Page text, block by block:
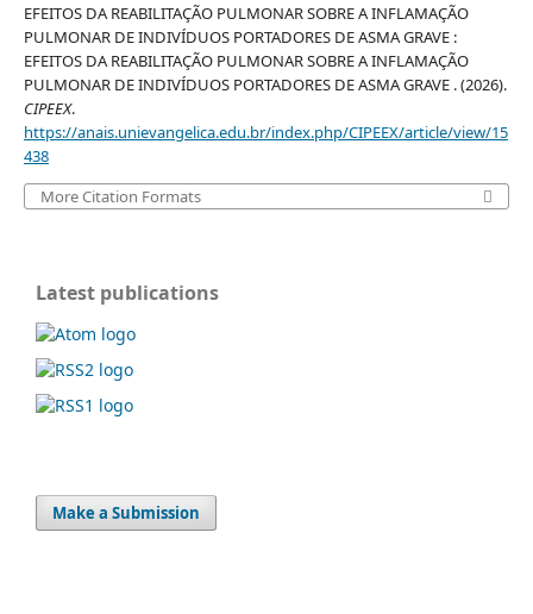
EFEITOS DA REABILITAÇÃO PULMONAR SOBRE A INFLAMAÇÃO
PULMONAR DE INDIVÍDUOS PORTADORES DE ASMA GRAVE :
EFEITOS DA REABILITAÇÃO PULMONAR SOBRE A INFLAMAÇÃO
PULMONAR DE INDIVÍDUOS PORTADORES DE ASMA GRAVE . (2026).
CIPEEX.
https://anais.unievangelica.edu.br/index.php/CIPEEX/article/view/15
438
More Citation Formats
Latest publications
Make a Submission